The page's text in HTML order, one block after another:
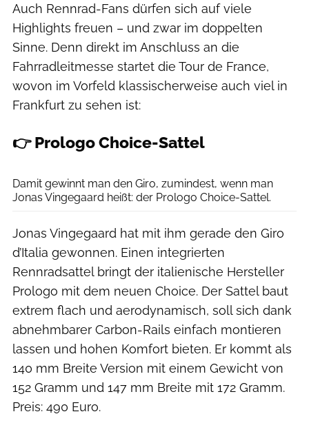
Auch Rennrad-Fans dürfen sich auf viele
Highlights freuen – und zwar im doppelten
Sinne. Denn direkt im Anschluss an die
Fahrradleitmesse startet die Tour de France,
wovon im Vorfeld klassischerweise auch viel in
Frankfurt zu sehen ist:
👉 Prologo Choice-Sattel
Damit gewinnt man den Giro, zumindest, wenn man
Jonas Vingegaard heißt: der Prologo Choice-Sattel.
Jonas Vingegaard hat mit ihm gerade den Giro
d’Italia gewonnen. Einen integrierten
Rennradsattel bringt der italienische Hersteller
Prologo mit dem neuen Choice. Der Sattel baut
extrem flach und aerodynamisch, soll sich dank
abnehmbarer Carbon-Rails einfach montieren
lassen und hohen Komfort bieten. Er kommt als
140 mm Breite Version mit einem Gewicht von
152 Gramm und 147 mm Breite mit 172 Gramm.
Preis: 490 Euro.